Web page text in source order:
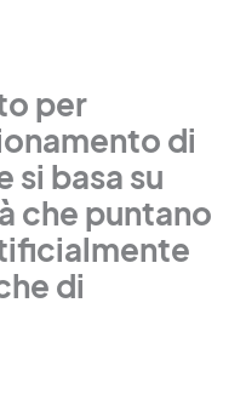
per
di
si basa su
che puntano
di